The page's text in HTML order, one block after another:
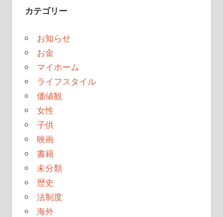
カテゴリー
お知らせ
お金
マイホーム
ライフスタイル
価値観
女性
子供
映画
書籍
未分類
歴史
法制度
海外